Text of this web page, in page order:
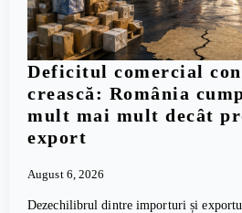
Deficitul comercial
crească: România
mult mai mult decât
export
August 6, 2026
Dezechilibrul dintre importuri și